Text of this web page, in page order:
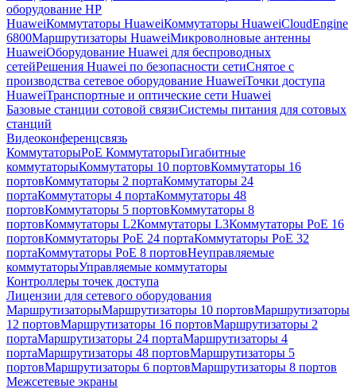
оборудование HP
HuaweiКоммутаторы HuaweiКоммутаторы HuaweiCloudEngine
6800Маршрутизаторы HuaweiМикроволновые антенны
HuaweiОборудование Huawei для беспроводных
сетейРешения Huawei по безопасности сетиСнятое с
производства сетевое оборудование HuaweiТочки доступа
HuaweiТранспортные и оптические сети Huawei
Базовые станции сотовой связиСистемы питания для сотовых
станций
Видеоконференцсвязь
КоммутаторыPoE КоммутаторыГигабитные
коммутаторыКоммутаторы 10 портовКоммутаторы 16
портовКоммутаторы 2 портаКоммутаторы 24
портаКоммутаторы 4 портаКоммутаторы 48
портовКоммутаторы 5 портовКоммутаторы 8
портовКоммутаторы L2Коммутаторы L3Коммутаторы PoE 16
портовКоммутаторы PoE 24 портаКоммутаторы PoE 32
портаКоммутаторы PoE 8 портовНеуправляемые
коммутаторыУправляемые коммутаторы
Контроллеры точек доступа
Лицензии для сетевого оборудования
МаршрутизаторыМаршрутизаторы 10 портовМаршрутизаторы
12 портовМаршрутизаторы 16 портовМаршрутизаторы 2
портаМаршрутизаторы 24 портаМаршрутизаторы 4
портаМаршрутизаторы 48 портовМаршрутизаторы 5
портовМаршрутизаторы 6 портовМаршрутизаторы 8 портов
Межсетевые экраны